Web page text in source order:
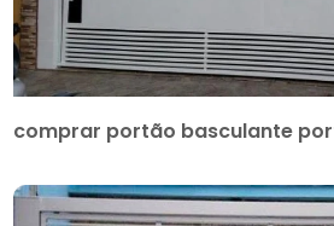
comprar portão basculante